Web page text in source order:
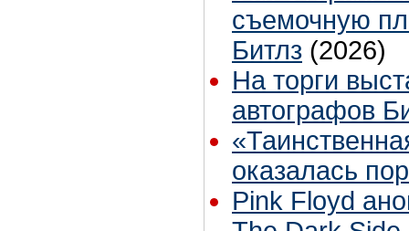
съемочную
Битлз (2026)
На торги
автографов
оказалась
Pink Floyd